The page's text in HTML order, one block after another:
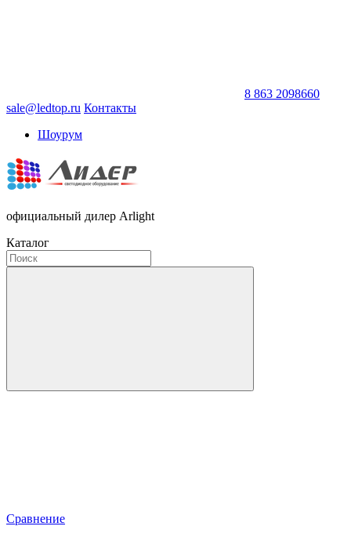
8 863 2098660
sale@ledtop.ru Контакты
Шоурум
официальный дилер Arlight
Каталог
Сравнение